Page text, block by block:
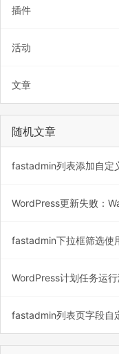
插件
活动
文章
随机文章
fastadmin列表添加自定
WordPress更新失败：
fastadmin下拉框筛选使
WordPress计划任务运
fastadmin列表页字段自